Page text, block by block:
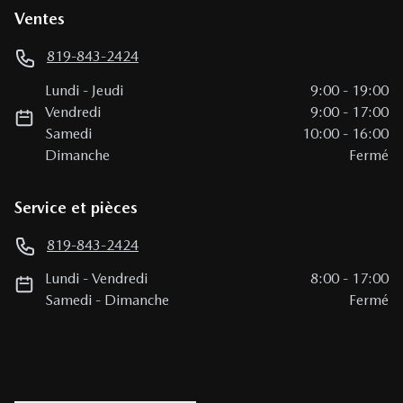
Ventes
819-843-2424
Lundi - Jeudi 9:00 - 19:00
Vendredi
9:00 - 17:00
Samedi
10:00 - 16:00
Dimanche
Fermé
Service et pièces
819-843-2424
Lundi -Vendredi 8:00 - 17:00
Samedi - Dimanche Fermé